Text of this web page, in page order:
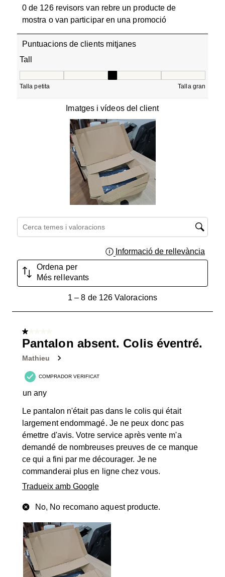
0 de 126 revisors van rebre un producte de
mostra o van participar en una promoció
Puntuacions de clients mitjanes
Tall
Talla petita Talla gran
Imatges i vídeos del client
Cerca temes i valoracions regió de cerca
Informació de rellevància
Ordena per
Més rellevants
126
Valoracions.
1 – 8 de 126 Valoracions
1 de 5 estrelles.
Pantalon absent. Colis éventré.
Mathieu
COMPRADOR VERIFICAT
un any
Le pantalon n'était pas dans le colis qui était
largement endommagé. Je ne peux donc pas
émettre d'avis. Votre service après vente m'a
demandé de nombreuses preuves de ce manque
ce qui a fini par me décourager. Je ne
commanderai plus en ligne chez vous.
Tradueix amb Google
No, No recomano aquest producte.